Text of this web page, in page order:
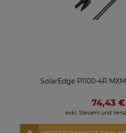
SolarEdge P1100-4R
74,43 €
exkl. Steuern und